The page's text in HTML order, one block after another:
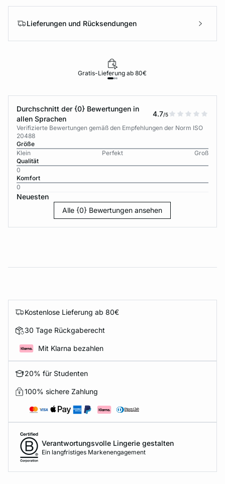
Lieferungen und Rücksendungen
Gratis-Lieferung ab 80€
Durchschnitt der {0} Bewertungen in
allen Sprachen
4.7/5
Verifizierte Bewertungen gemäß den Empfehlungen der Norm ISO
20488
Größe
Klein
Perfekt
Groß
Qualität
0
Komfort
0
Neuesten
Alle {0} Bewertungen ansehen
Kostenlose Lieferung ab 80€
30 Tage Rückgaberecht
Mit Klarna bezahlen
20% für Studenten
100% sichere Zahlung
Verantwortungsvolle Lingerie gestalten
Ein langfristiges Markenengagement